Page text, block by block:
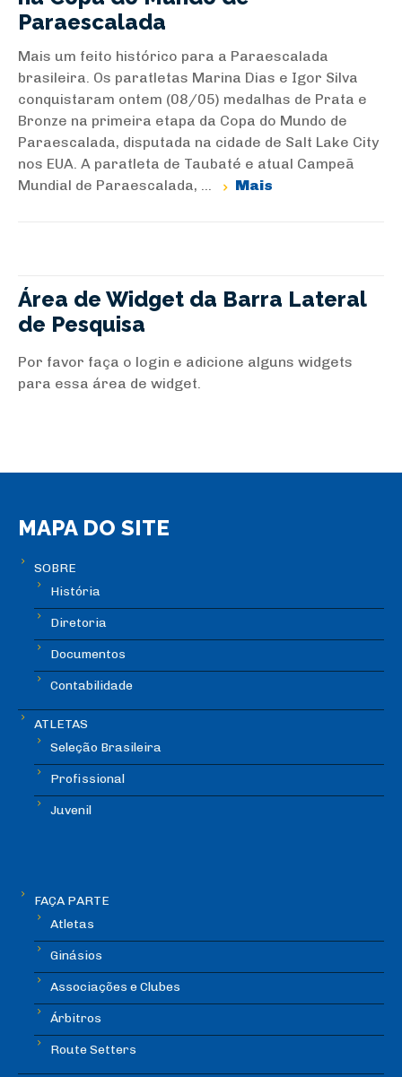
Paraescalada
Mais um feito histórico para a Paraescalada
brasileira. Os paratletas Marina Dias e Igor Silva
conquistaram ontem (08/05) medalhas de Prata e
Bronze na primeira etapa da Copa do Mundo de
Paraescalada, disputada na cidade de Salt Lake City
nos EUA. A paratleta de Taubaté e atual Campeã
Mundial de Paraescalada, ...
Mais
Área de Widget da Barra Lateral
de Pesquisa
Por favor faça o login e adicione alguns widgets
para essa área de widget.
MAPA DO SITE
SOBRE
História
Diretoria
Documentos
Contabilidade
ATLETAS
Seleção Brasileira
Profissional
Juvenil
FAÇA PARTE
Atletas
Ginásios
Associações e Clubes
Árbitros
Route Setters